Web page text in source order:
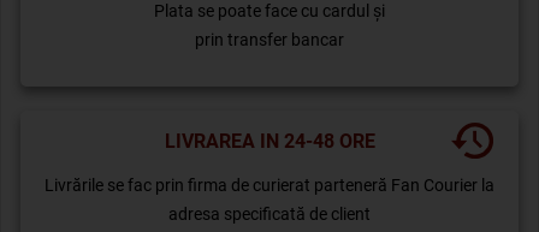
Plata se poate face cu cardul și
prin transfer bancar
LIVRAREA IN 24-48 ORE
Livrările se fac prin firma de curierat parteneră Fan Courier la
adresa specificată de client